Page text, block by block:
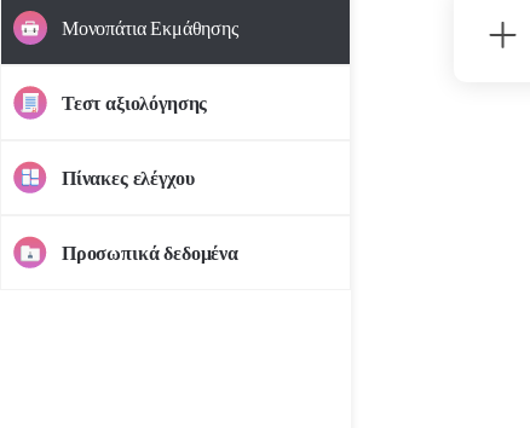
Μονοπάτια Εκμάθησης
Τεστ αξιολόγησης
Πίνακες ελέγχου
Προσωπικά δεδομένα